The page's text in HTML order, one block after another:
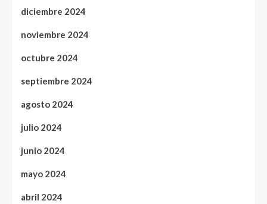
diciembre 2024
noviembre 2024
octubre 2024
septiembre 2024
agosto 2024
julio 2024
junio 2024
mayo 2024
abril 2024